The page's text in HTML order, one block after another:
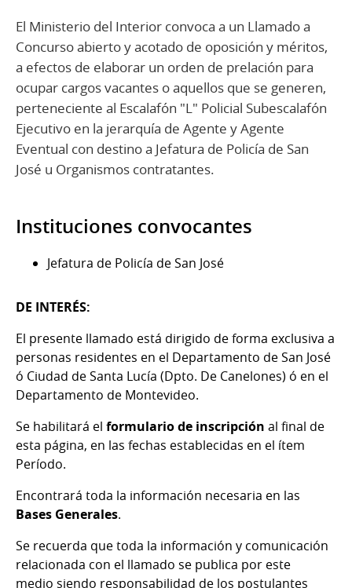
El Ministerio del Interior convoca a un Llamado a
Concurso abierto y acotado de oposición y méritos,
a efectos de elaborar un orden de prelación para
ocupar cargos vacantes o aquellos que se generen,
perteneciente al Escalafón "L" Policial Subescalafón
Ejecutivo en la jerarquía de Agente y Agente
Eventual con destino a Jefatura de Policía de San
José u Organismos contratantes.
Instituciones convocantes
Jefatura de Policía de San José
DE INTERÉS:
El presente llamado está dirigido de forma exclusiva a
personas residentes en el Departamento de San José
ó Ciudad de Santa Lucía (Dpto. De Canelones) ó en el
Departamento de Montevideo.
Se habilitará el formulario de inscripción al final de
esta página, en las fechas establecidas en el ítem
Período.
Encontrará toda la información necesaria en las
Bases Generales.
Se recuerda que toda la información y comunicación
relacionada con el llamado se publica por este
medio siendo responsabilidad de los postulantes